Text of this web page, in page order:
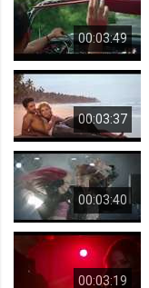
00:03:49
00:03:37
00:03:40
00:03:19